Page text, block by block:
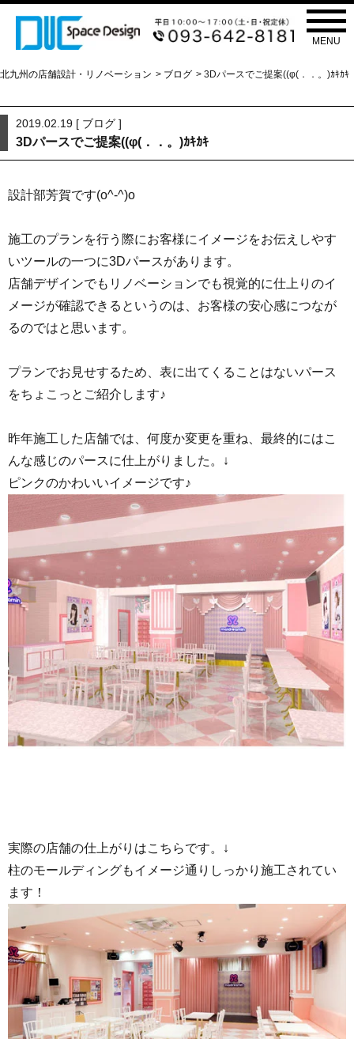
MENU
BLOG
北九州の店舗設計・リノベーション > ブログ > 3Dパースでご提案((φ(．．。)ｶｷｶｷ
2019.02.19 [ ブログ ]
3Dパースでご提案((φ(．．。)ｶｷｶｷ
設計部芳賀です(o^-^)o
施工のプランを行う際にお客様にイメージをお伝えしやす
いツールの一つに3Dパースがあります。
店舗デザインでもリノベーションでも視覚的に仕上りのイ
メージが確認できるというのは、お客様の安心感につなが
るのではと思います。
プランでお見せするため、表に出てくることはないパース
をちょこっとご紹介します♪
昨年施工した店舗では、何度か変更を重ね、最終的にはこ
んな感じのパースに仕上がりました。↓
ピンクのかわいいイメージです♪
実際の店舗の仕上がりはこちらです。↓
柱のモールディングもイメージ通りしっかり施工されてい
ます！